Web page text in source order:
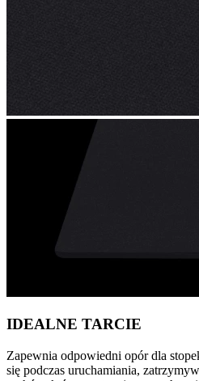
IDEALNE TARCIE
Zapewnia odpowiedni opór dla
się podczas uruchamiania,